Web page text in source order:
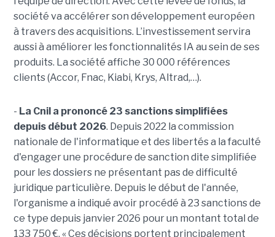
société va accélérer son développement européen
à travers des acquisitions. L’investissement servira
aussi à améliorer les fonctionnalités IA au sein de ses
produits. La société affiche 30 000 références
clients (Accor, Fnac, Kiabi, Krys, Altrad,…).
- La Cnil a prononcé 23 sanctions simplifiées
depuis début 2026. Depuis 2022 la commission
nationale de l'informatique et des libertés a la faculté
d'engager une procédure de sanction dite simplifiée
pour les dossiers ne présentant pas de difficulté
juridique particulière. Depuis le début de l'année,
l'organisme a indiqué avoir procédé à 23 sanctions de
ce type depuis janvier 2026 pour un montant total de
133 750 €. « Ces décisions portent principalement